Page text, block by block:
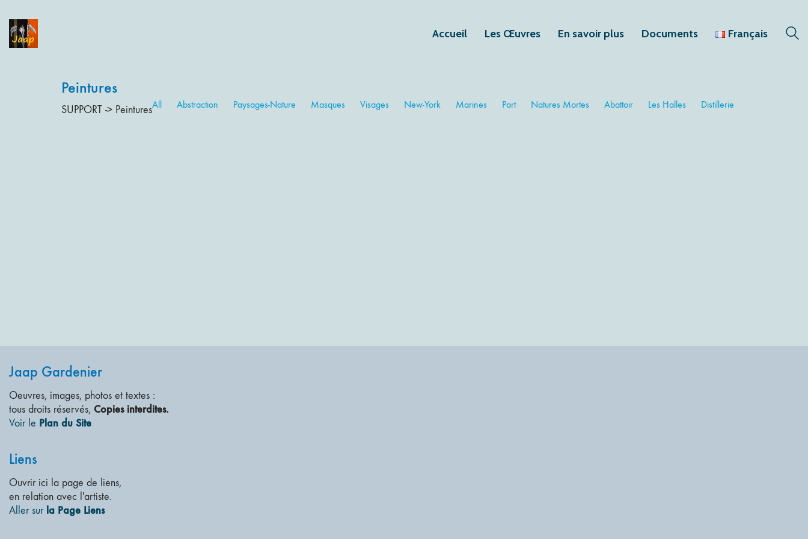
Accueil Les Œuvres En savoir plus Documents Français
Peintures
SUPPORT -> PeinturesAll Abstraction Paysages-Nature Masques Visages New-York Marines Port Natures Mortes Abattoir Les Halles Distillerie
Jaap Gardenier
Oeuvres, images, photos et textes :
tous droits réservés, Copies interdites.
Voir le Plan du Site
Liens
Ouvrir ici la page de liens,
en relation avec l'artiste.
Aller sur la Page Liens